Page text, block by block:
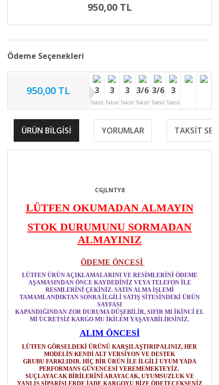
950,00 TL
Ödeme Seçenekleri
950,00 TL 3
Taksit
3
Taksit
3
Taksit
3/6
Taksit
3/6
Taksit
3
Taksit
ÜRÜN BILGISI YORUMLAR TAKSIT
CGJLNTY8
LÜTFEN OKUMADAN ALMAYIN
STOK DURUMUNU SORMADAN
ALMAYINIZ
ÖDEME ÖNCESİ
LÜTFEN ÜRÜN AÇIKLAMALARINI VE RESİMLERİNİ ÖDEME
AŞAMASINDAN ÖNCE KAYDEDİNİZ VEYA TELEFON İLE
RESMLERİNİ ÇEKİNİZ. SATIN ALMA İŞLEMİ
TAMAMLANDIKTAN SONRA İLGİLİ SATIŞ SİTESİNDEKİ ÜRÜN
SAYFASI
KAPANDIĞINDAN ZOR DURUMA DÜŞEBİLİR, SIFIR MI İKİNCİ EL
Mİ ÜCRETSİZ KARGO MU İKİLEM YAŞAYABİLİRSİNİZ.
ALIM ÖNCESİ
LÜTFEN GÖRSELDEKİ ÜRÜNÜ KARŞILAŞTIRIP ALINIZ, HER
MODELİN KENDİ ALT VERSİYON VE DESTEK
GRUBU FARKLIDIR. HİÇ BİR ÜRÜN İLE İLGİLİ UYUM YADA
PERFORMANS GÜVENCESİ VEREMEMEKTEYİZ.
SUÇLAYACAK BİRİLERİNİ ARAYACAK, UYUMSUZLUK VE
YANLIŞ SİPARİŞLERDE İADE KARGOYU BİZE ÖDETECEKSENİZ